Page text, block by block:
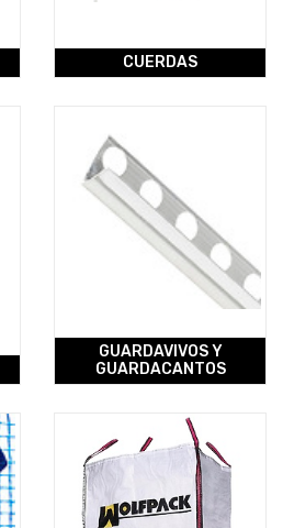
CUERDAS
GUARDAVIVOS Y
GUARDACANTOS